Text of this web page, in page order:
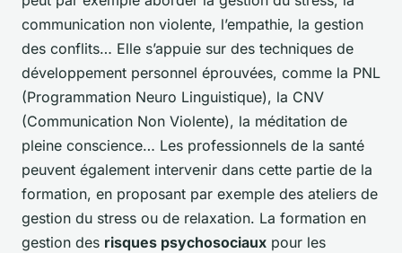
communication non violente, l’empathie, la gestion
des conflits… Elle s’appuie sur des techniques de
développement personnel éprouvées, comme la PNL
(Programmation Neuro Linguistique), la CNV
(Communication Non Violente), la méditation de
pleine conscience… Les professionnels de la santé
peuvent également intervenir dans cette partie de la
formation, en proposant par exemple des ateliers de
gestion du stress ou de relaxation. La formation en
gestion des risques psychosociaux pour les